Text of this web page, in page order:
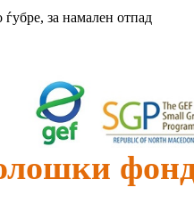
за намален отпад